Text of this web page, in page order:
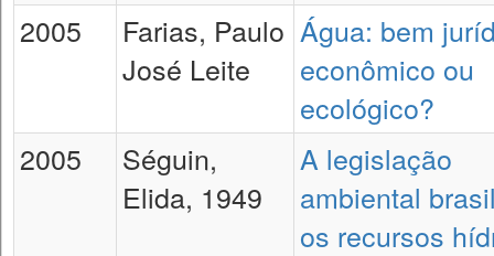
2005
Farias, Paulo
José Leite
Água: bem
econômico ou
ecológico?
2005
Séguin,
Elida, 1949
A legislação
ambiental
os recursos